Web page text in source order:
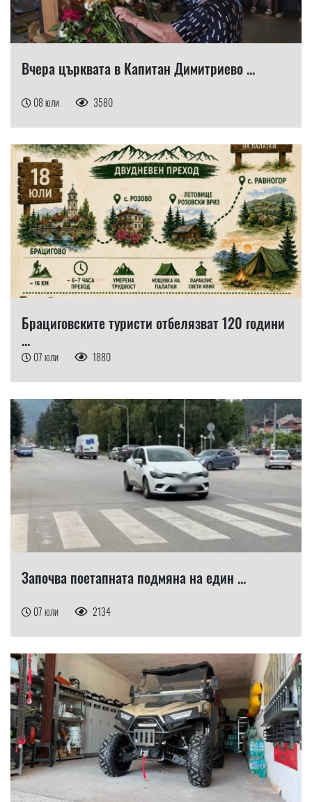
Вчера църквата в Капитан Димитриево ...
08 юли 3580
Брациговските туристи отбелязват 120 години
...
07 юли 1880
Започва поетапната подмяна на един ...
07 юли 2134